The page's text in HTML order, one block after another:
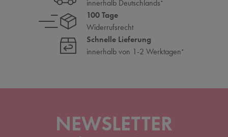
innerhalb Deutschlands*
100 Tage
Widerrufsrecht
Schnelle Lieferung
innerhalb von 1-2 Werktagen*
NEWSLETTER